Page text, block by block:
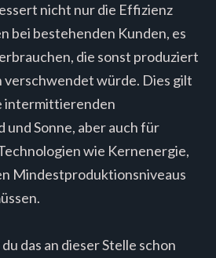
nicht nur die Effizienz
bei bestehenden Kunden, es
die sonst produziert
würde. Dies gilt
intermittierenden
und Sonne, aber auch für
wie Kernenergie,
Mindestproduktionsniveaus
das an dieser Stelle schon